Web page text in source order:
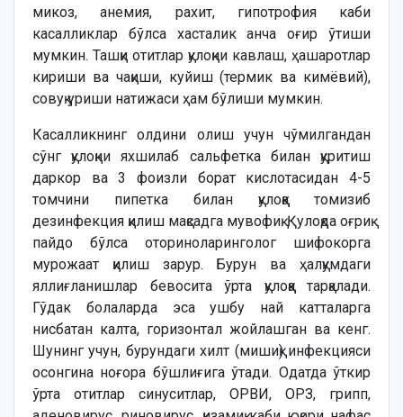
микоз, анемия, рахит, гипотрофия каби
касалликлар бўлса хасталик анча оғир ўтиши
мумкин. Ташқи отитлар қулоқни кавлаш, ҳашаротлар
кириши ва чақиши, куйиш (термик ва кимёвий),
совуқ уриши натижаси ҳам бўлиши мумкин.
Касалликнинг олдини олиш учун чўмилгандан
сўнг қулоқни яхшилаб сальфетка билан қуритиш
даркор ва 3 фоизли борат кислотасидан 4-5
томчини пипетка билан қулоққа томизиб
дезинфекция қилиш мақсадга мувофиқ. Қулоқда оғриқ
пайдо бўлса оториноларинголог шифокорга
мурожаат қилиш зарур. Бурун ва ҳалқумдаги
яллиғланишлар бевосита ўрта қулоққа тарқалади.
Гўдак болаларда эса ушбу най катталарга
нисбатан калта, горизонтал жойлашган ва кенг.
Шунинг учун, бурундаги хилт (мишиқ) инфекцияси
осонгина ноғора бўшлиғига ўтади. Одатда ўткир
ўрта отитлар синуситлар, ОРВИ, ОРЗ, грипп,